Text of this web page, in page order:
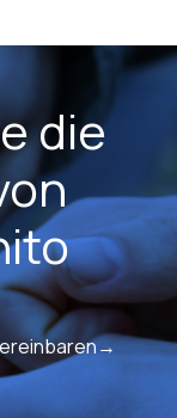
die